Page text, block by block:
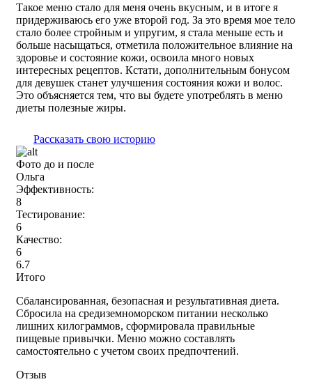
Такое меню стало для меня очень вкусным, и в итоге я
придерживаюсь его уже второй год. За это время мое тело
стало более стройным и упругим, я стала меньше есть и
больше насыщаться, отметила положительное влияние на
здоровье и состояние кожи, освоила много новых
интересных рецептов. Кстати, дополнительным бонусом
для девушек станет улучшения состояния кожи и волос.
Это объясняется тем, что вы будете употреблять в меню
диеты полезные жиры.
Рассказать свою историю
Фото до и после
Ольга
Эффективность:
8
Тестирование:
6
Качество:
6
6.7
Итого
Сбалансированная, безопасная и результативная диета.
Сбросила на средиземноморском питании несколько
лишних килограммов, сформировала правильные
пищевые привычки. Меню можно составлять
самостоятельно с учетом своих предпочтений.
Отзыв